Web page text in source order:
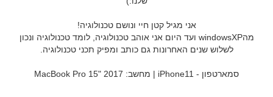
אני מגיל קטן חיי ונושם טכנולוגיה!
מהwindowsXP ועד היום אני אוהב טכנולוגיה, לומד טכנולוגיה ונכון
לשלוש שנים האחרונות גם כותב ומפיק תכני טכנולוגיה.
סמארטפון - iPhone11 | מחשב: MacBook Pro 15" 2017